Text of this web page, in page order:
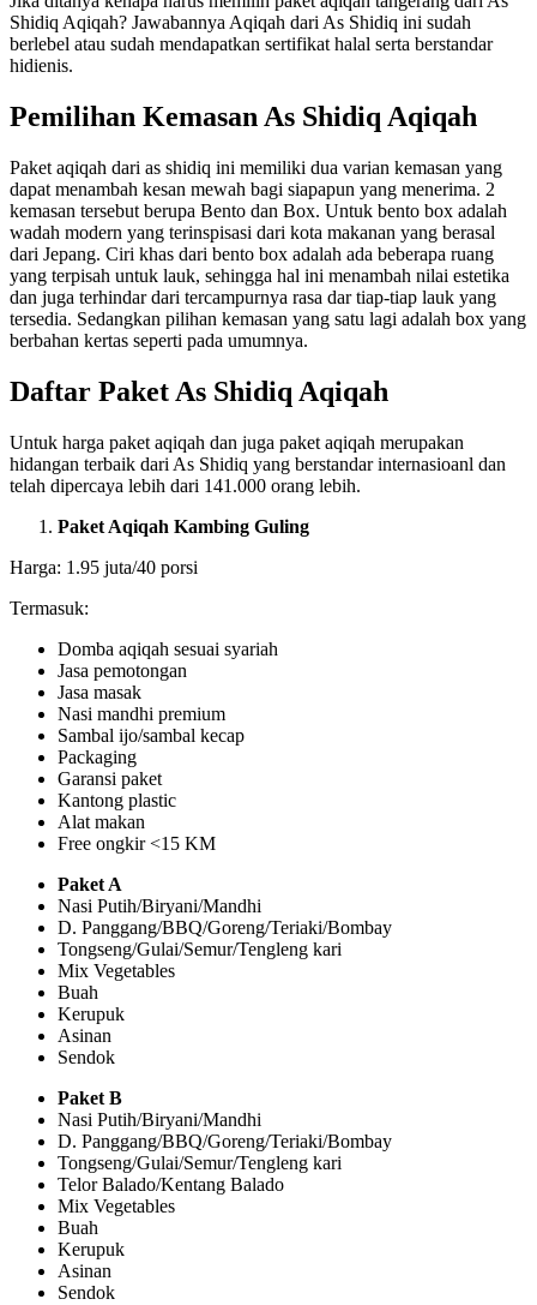
Shidiq Aqiqah? Jawabannya Aqiqah dari As Shidiq ini sudah
berlebel atau sudah mendapatkan sertifikat halal serta berstandar
hidienis.
Pemilihan Kemasan As Shidiq Aqiqah
Paket aqiqah dari as shidiq ini memiliki dua varian kemasan yang
dapat menambah kesan mewah bagi siapapun yang menerima. 2
kemasan tersebut berupa Bento dan Box. Untuk bento box adalah
wadah modern yang terinspisasi dari kota makanan yang berasal
dari Jepang. Ciri khas dari bento box adalah ada beberapa ruang
yang terpisah untuk lauk, sehingga hal ini menambah nilai estetika
dan juga terhindar dari tercampurnya rasa dar tiap-tiap lauk yang
tersedia. Sedangkan pilihan kemasan yang satu lagi adalah box yang
berbahan kertas seperti pada umumnya.
Daftar Paket As Shidiq Aqiqah
Untuk harga paket aqiqah dan juga paket aqiqah merupakan
hidangan terbaik dari As Shidiq yang berstandar internasioanl dan
telah dipercaya lebih dari 141.000 orang lebih.
Paket Aqiqah Kambing Guling
Harga: 1.95 juta/40 porsi
Termasuk:
Domba aqiqah sesuai syariah
Jasa pemotongan
Jasa masak
Nasi mandhi premium
Sambal ijo/sambal kecap
Packaging
Garansi paket
Kantong plastic
Alat makan
Free ongkir <15 KM
Paket A
Nasi Putih/Biryani/Mandhi
D. Panggang/BBQ/Goreng/Teriaki/Bombay
Tongseng/Gulai/Semur/Tengleng kari
Mix Vegetables
Buah
Kerupuk
Asinan
Sendok
Paket B
Nasi Putih/Biryani/Mandhi
D. Panggang/BBQ/Goreng/Teriaki/Bombay
Tongseng/Gulai/Semur/Tengleng kari
Telor Balado/Kentang Balado
Mix Vegetables
Buah
Kerupuk
Asinan
Sendok